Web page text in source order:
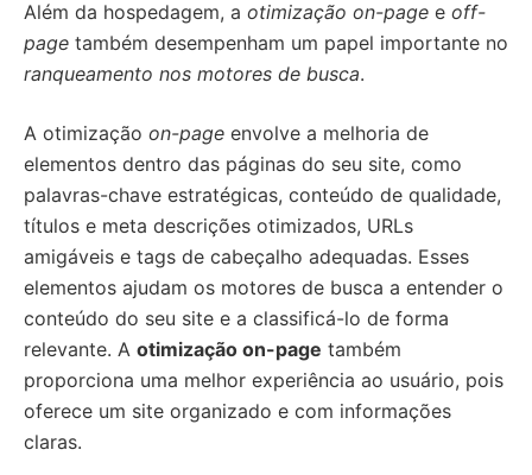
Além da hospedagem, a otimização on-page e off-
page também desempenham um papel importante no
ranqueamento nos motores de busca.
A otimização on-page envolve a melhoria de
elementos dentro das páginas do seu site, como
palavras-chave estratégicas, conteúdo de qualidade,
títulos e meta descrições otimizados, URLs
amigáveis e tags de cabeçalho adequadas. Esses
elementos ajudam os motores de busca a entender o
conteúdo do seu site e a classificá-lo de forma
relevante. A otimização on-page também
proporciona uma melhor experiência ao usuário, pois
oferece um site organizado e com informações
claras.